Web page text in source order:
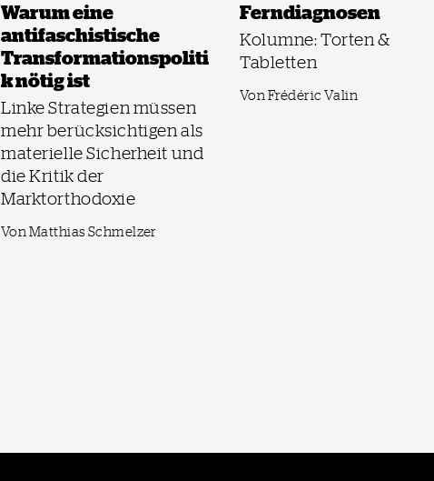
Warum eine
antifaschistische
Transformationspoliti
k nötig ist
Linke Strategien müssen
mehr berücksichtigen als
materielle Sicherheit und
die Kritik der
Marktorthodoxie
Von Matthias Schmelzer
Ferndiagnosen
Kolumne: Torten &
Tabletten
Von Frédéric Valin